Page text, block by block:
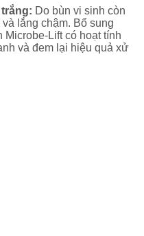
Do bùn vi sinh còn
lắng chậm. Bổ sung
Lift có hoạt tính
và đem lại hiệu quả xử